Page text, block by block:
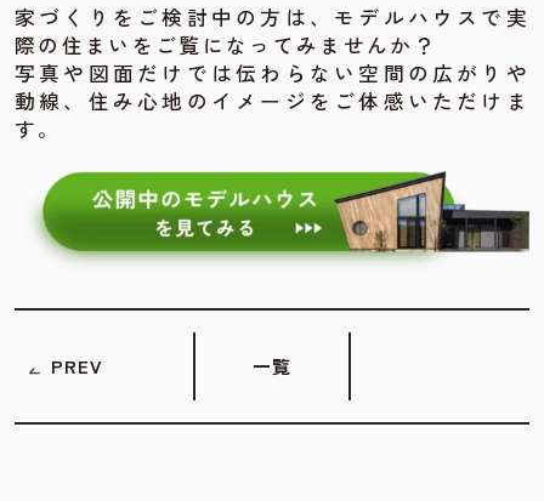
家づくりをご検討中の方は、モデルハウスで実
際の住まいをご覧になってみませんか？
写真や図面だけでは伝わらない空間の広がりや
動線、住み心地のイメージをご体感いただけま
す。
PREV 一覧